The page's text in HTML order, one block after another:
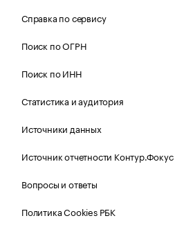
Справка по сервису
Поиск по ОГРН
Поиск по ИНН
Статистика и аудитория
Источники данных
Источник отчетности Контур.Фокус
Вопросы и ответы
Политика Cookies РБК